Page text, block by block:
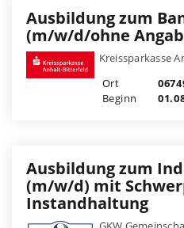
Ausbildung zum
(m/w/d/ohne
Kreissparkasse
Ort
Beginn
Ausbildung zum
(m/w/d) mit
Instandhaltung